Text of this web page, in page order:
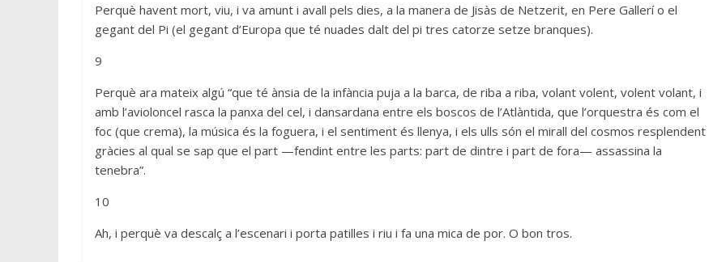
Perquè havent mort, viu, i va amunt i avall pels dies, a la manera de Jisàs de Netzerit, en Pere Gallerí o el
gegant del Pi (el gegant d’Europa que té nuades dalt del pi tres catorze setze branques).
9
Perquè ara mateix algú “que té ànsia de la infància puja a la barca, de riba a riba, volant volent, volent volant, i
amb l’avioloncel rasca la panxa del cel, i dansardana entre els boscos de l’Atlàntida, que l’orquestra és com el
foc (que crema), la música és la foguera, i el sentiment és llenya, i els ulls són el mirall del cosmos resplendent
gràcies al qual se sap que el part —fendint entre les parts: part de dintre i part de fora— assassina la
tenebra”.
10
Ah, i perquè va descalç a l’escenari i porta patilles i riu i fa una mica de por. O bon tros.